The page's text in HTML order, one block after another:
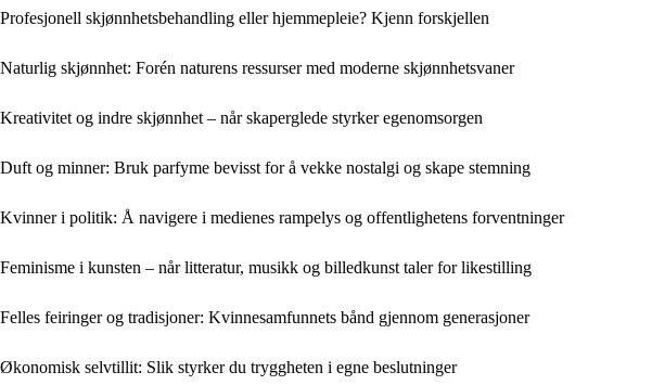
Profesjonell skjønnhetsbehandling eller hjemmepleie? Kjenn forskjellen
Naturlig skjønnhet: Forén naturens ressurser med moderne skjønnhetsvaner
Kreativitet og indre skjønnhet – når skaperglede styrker egenomsorgen
Duft og minner: Bruk parfyme bevisst for å vekke nostalgi og skape stemning
Kvinner i politik: Å navigere i medienes rampelys og offentlighetens forventninger
Feminisme i kunsten – når litteratur, musikk og billedkunst taler for likestilling
Felles feiringer og tradisjoner: Kvinnesamfunnets bånd gjennom generasjoner
Økonomisk selvtillit: Slik styrker du tryggheten i egne beslutninger